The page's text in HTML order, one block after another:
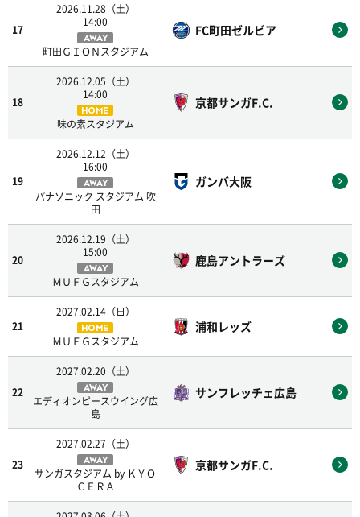
17
2026.11.28（土）
14:00
AWAY
町田ＧＩＯＮスタジアム
FC町田ゼルビア
18
2026.12.05（土）
14:00
HOME
味の素スタジアム
京都サンガF.C.
19
2026.12.12（土）
16:00
AWAY
パナソニック スタジアム 吹
田
ガンバ大阪
20
2026.12.19（土）
15:00
AWAY
ＭＵＦＧスタジアム
鹿島アントラーズ
21
2027.02.14（日）
HOME
ＭＵＦＧスタジアム
浦和レッズ
22
2027.02.20（土）
AWAY
エディオンピースウイング広
島
サンフレッチェ広島
23
2027.02.27（土）
AWAY
サンガスタジアム by ＫＹＯ
ＣＥＲＡ
京都サンガF.C.